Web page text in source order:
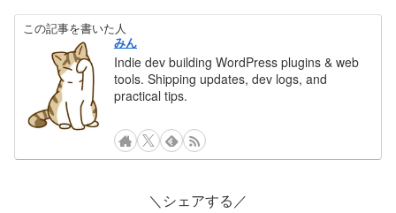
この記事を書いた人
みん
Indie dev building WordPress plugins & web
tools. Shipping updates, dev logs, and
practical tips.
＼シェアする／